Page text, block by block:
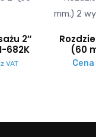
2″
682K
z VAT
(60